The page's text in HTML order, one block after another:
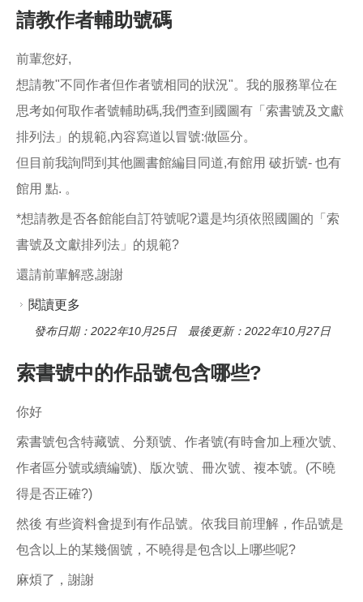
請教作者輔助號碼
前輩您好,
想請教"不同作者但作者號相同的狀況"。我的服務單位在
思考如何取作者號輔助碼,我們查到國圖有「索書號及文獻
排列法」的規範,內容寫道以冒號:做區分。
但目前我詢問到其他圖書館編目同道,有館用 破折號- 也有
館用 點. 。
*想請教是否各館能自訂符號呢?還是均須依照國圖的「索
書號及文獻排列法」的規範?
還請前輩解惑,謝謝
閱讀更多
發布日期：2022年10月25日 最後更新：2022年10月27日
索書號中的作品號包含哪些?
你好
索書號包含特藏號、分類號、作者號(有時會加上種次號、
作者區分號或續編號)、版次號、冊次號、複本號。(不曉
得是否正確?)
然後 有些資料會提到有作品號。依我目前理解，作品號是
包含以上的某幾個號，不曉得是包含以上哪些呢?
麻煩了，謝謝